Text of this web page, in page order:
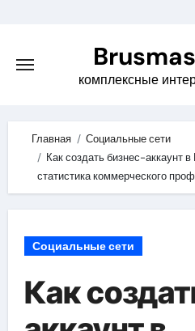
content
комплексные
Главная
Социальные сети
Как создать бизнес-аккаунт
статистика коммерческого
Социальные сети
Как